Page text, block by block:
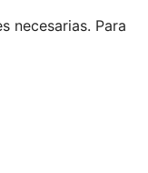
necesarias. Para